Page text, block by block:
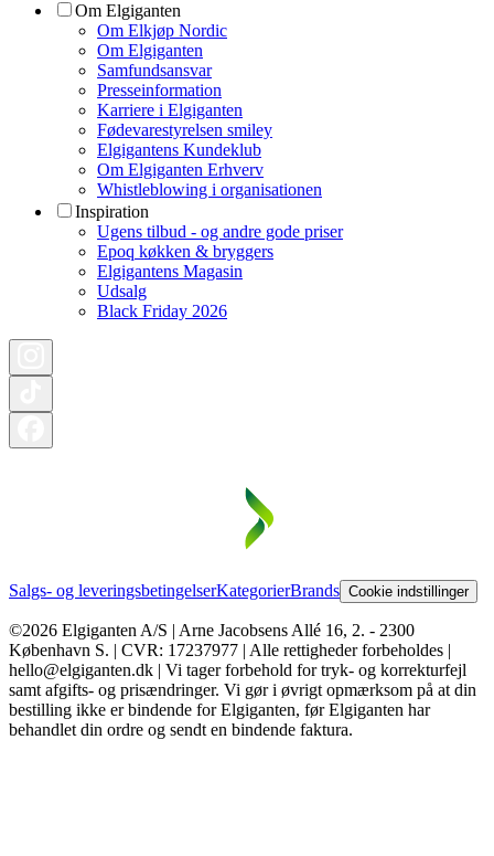
Om Elgiganten
Om Elkjøp Nordic
Om Elgiganten
Samfundsansvar
Presseinformation
Karriere i Elgiganten
Fødevarestyrelsen smiley
Elgigantens Kundeklub
Om Elgiganten Erhverv
Whistleblowing i organisationen
Inspiration
Ugens tilbud - og andre gode priser
Epoq køkken & bryggers
Elgigantens Magasin
Udsalg
Black Friday 2026
Salgs- og leveringsbetingelserKategorierBrands Cookie indstillinger
©2026 Elgiganten A/S | Arne Jacobsens Allé 16, 2. - 2300
København S. | CVR: 17237977 | Alle rettigheder forbeholdes |
hello@elgiganten.dk | Vi tager forbehold for tryk- og korrekturfejl
samt afgifts- og prisændringer. Vi gør i øvrigt opmærksom på at din
bestilling ikke er bindende for Elgiganten, før Elgiganten har
behandlet din ordre og sendt en bindende faktura.